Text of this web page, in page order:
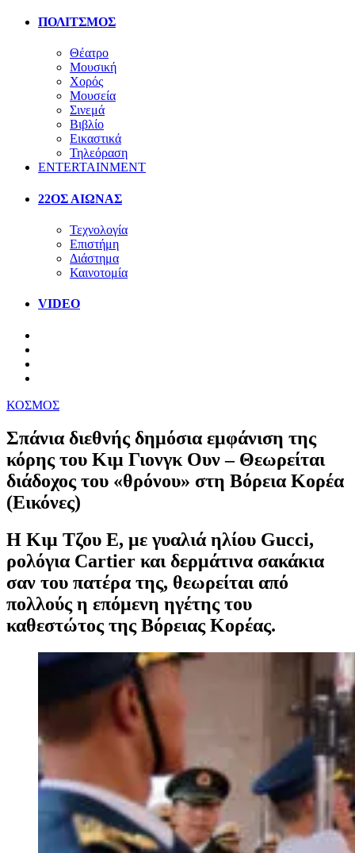
ΠΟΛΙΤΣΜΟΣ
Θέατρο
Μουσική
Χορός
Μουσεία
Σινεμά
Βιβλίο
Εικαστικά
Τηλεόραση
ENTERTAINMENT
22ΟΣ ΑΙΩΝΑΣ
Τεχνολογία
Επιστήμη
Διάστημα
Καινοτομία
VIDEO
ΚΟΣΜΟΣ
Σπάνια διεθνής δημόσια εμφάνιση της
κόρης του Κιμ Γιονγκ Ουν – Θεωρείται
διάδοχος του «θρόνου» στη Βόρεια Κορέα
(Εικόνες)
Η Κιμ Τζου Ε, με γυαλιά ηλίου Gucci,
ρολόγια Cartier και δερμάτινα σακάκια
σαν του πατέρα της, θεωρείται από
πολλούς η επόμενη ηγέτης του
καθεστώτος της Βόρειας Κορέας.